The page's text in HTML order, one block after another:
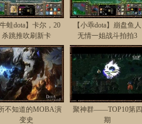
牛蛙dota】卡尔，20
杀跳推吹刷新卡
【小乖dota】崩盘鱼人
无情一姐战斗拍拍3
不知道的MOBA演
变史
聚神群——TOP10第四
期